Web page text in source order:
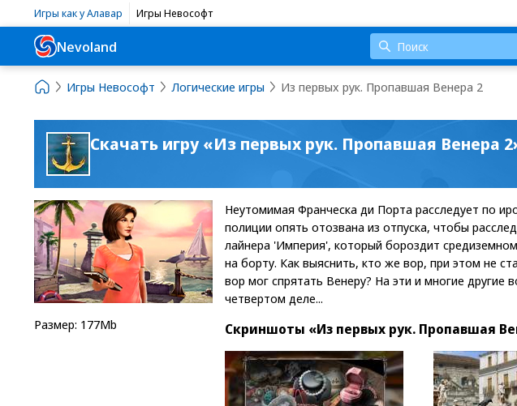
Игры как у Алавар Игры Невософт
Nevoland
Игры Невософт Логические игры Из первых рук. Пропавшая Венера 2
Скачать игру «Из первых рук. Пропавшая Венера
Размер: 177Mb
Неутомимая Франческа ди Порта расследует по
полиции опять отозвана из отпуска, чтобы
лайнера 'Империя', который бороздит
на борту. Как выяснить, кто же вор, при этом не
вор мог спрятать Венеру? На эти и многие
четвертом деле...
Скриншоты «Из первых рук. Пропавшая